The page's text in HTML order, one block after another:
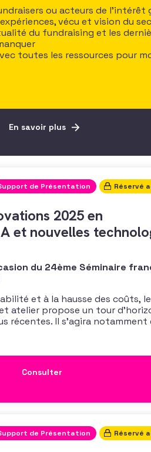
ou acteurs de l’intérêt
vécu et vision du
du fundraising et les
toutes les ressources pour
En savoir plus
de Présentation Réservé
2025 en
et nouvelles
du 24ème Séminaire
et à la hausse des coûts, le
atelier propose un tour
récentes. Il s’agira notamment
Consulter
de Présentation Réservé